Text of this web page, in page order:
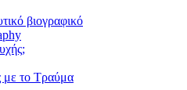
βιογραφικό
με το Τραύμα